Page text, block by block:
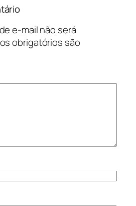
e-mail não será
obrigatórios são